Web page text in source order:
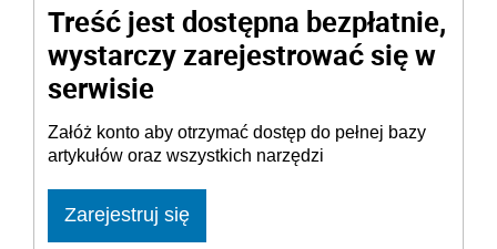
Treść jest dostępna bezpłatnie,
wystarczy zarejestrować się w
serwisie
Załóż konto aby otrzymać dostęp do pełnej bazy
artykułów oraz wszystkich narzędzi
Zarejestruj się